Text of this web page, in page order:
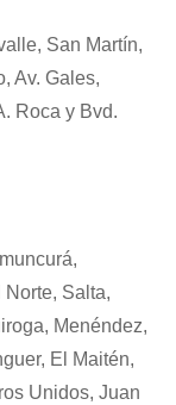
San Martín,
Av. Gales,
Roca y Bvd.
Salta,
Menéndez,
El Maitén,
Unidos, Juan